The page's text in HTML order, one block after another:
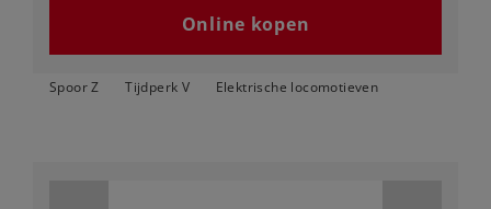
Online kopen
Spoor Z Tijdperk V Elektrische locomotieven